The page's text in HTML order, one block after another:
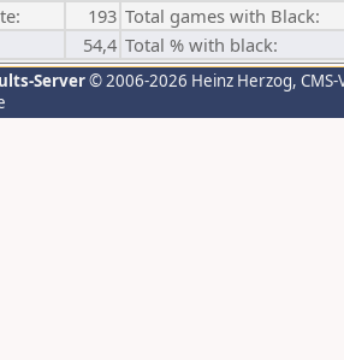
193 Total games with Black:
54,4 Total % with black:
Server© 2006-2026 Heinz Herzog,